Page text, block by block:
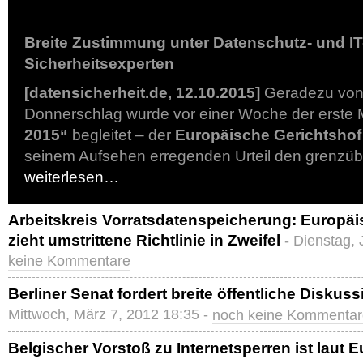
Breite Zustimmung unter Datenschutz- und
Sicherheitsexperten
[datensicherheit.de, 12.10.2015] Geradezu
Donnerschlag wurde vor einer Woche der erste
2015“ begleitet – der Europäische Gerichtshof
seinem Aufsehen erregenden Urteil den
weiterlesen…
Arbeitskreis Vorratsdatenspeicherung:
zieht umstrittene Richtlinie in Zweifel - Dienstag,
keine Kommentare
Berliner Senat fordert breite öffentliche
Mittwoch, März 7, 2012 18:35 - noch keine
Belgischer Vorstoß zu Internetsperren ist laut